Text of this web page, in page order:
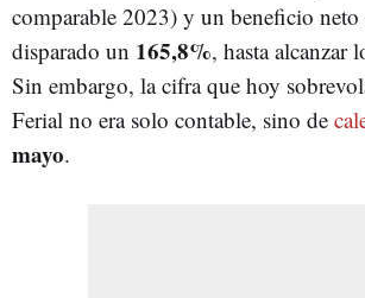
comparable 2023) y un beneficio neto
disparado un 165,8%, hasta alcanzar
Sin embargo, la cifra que hoy
Ferial no era solo contable, sino de
mayo.